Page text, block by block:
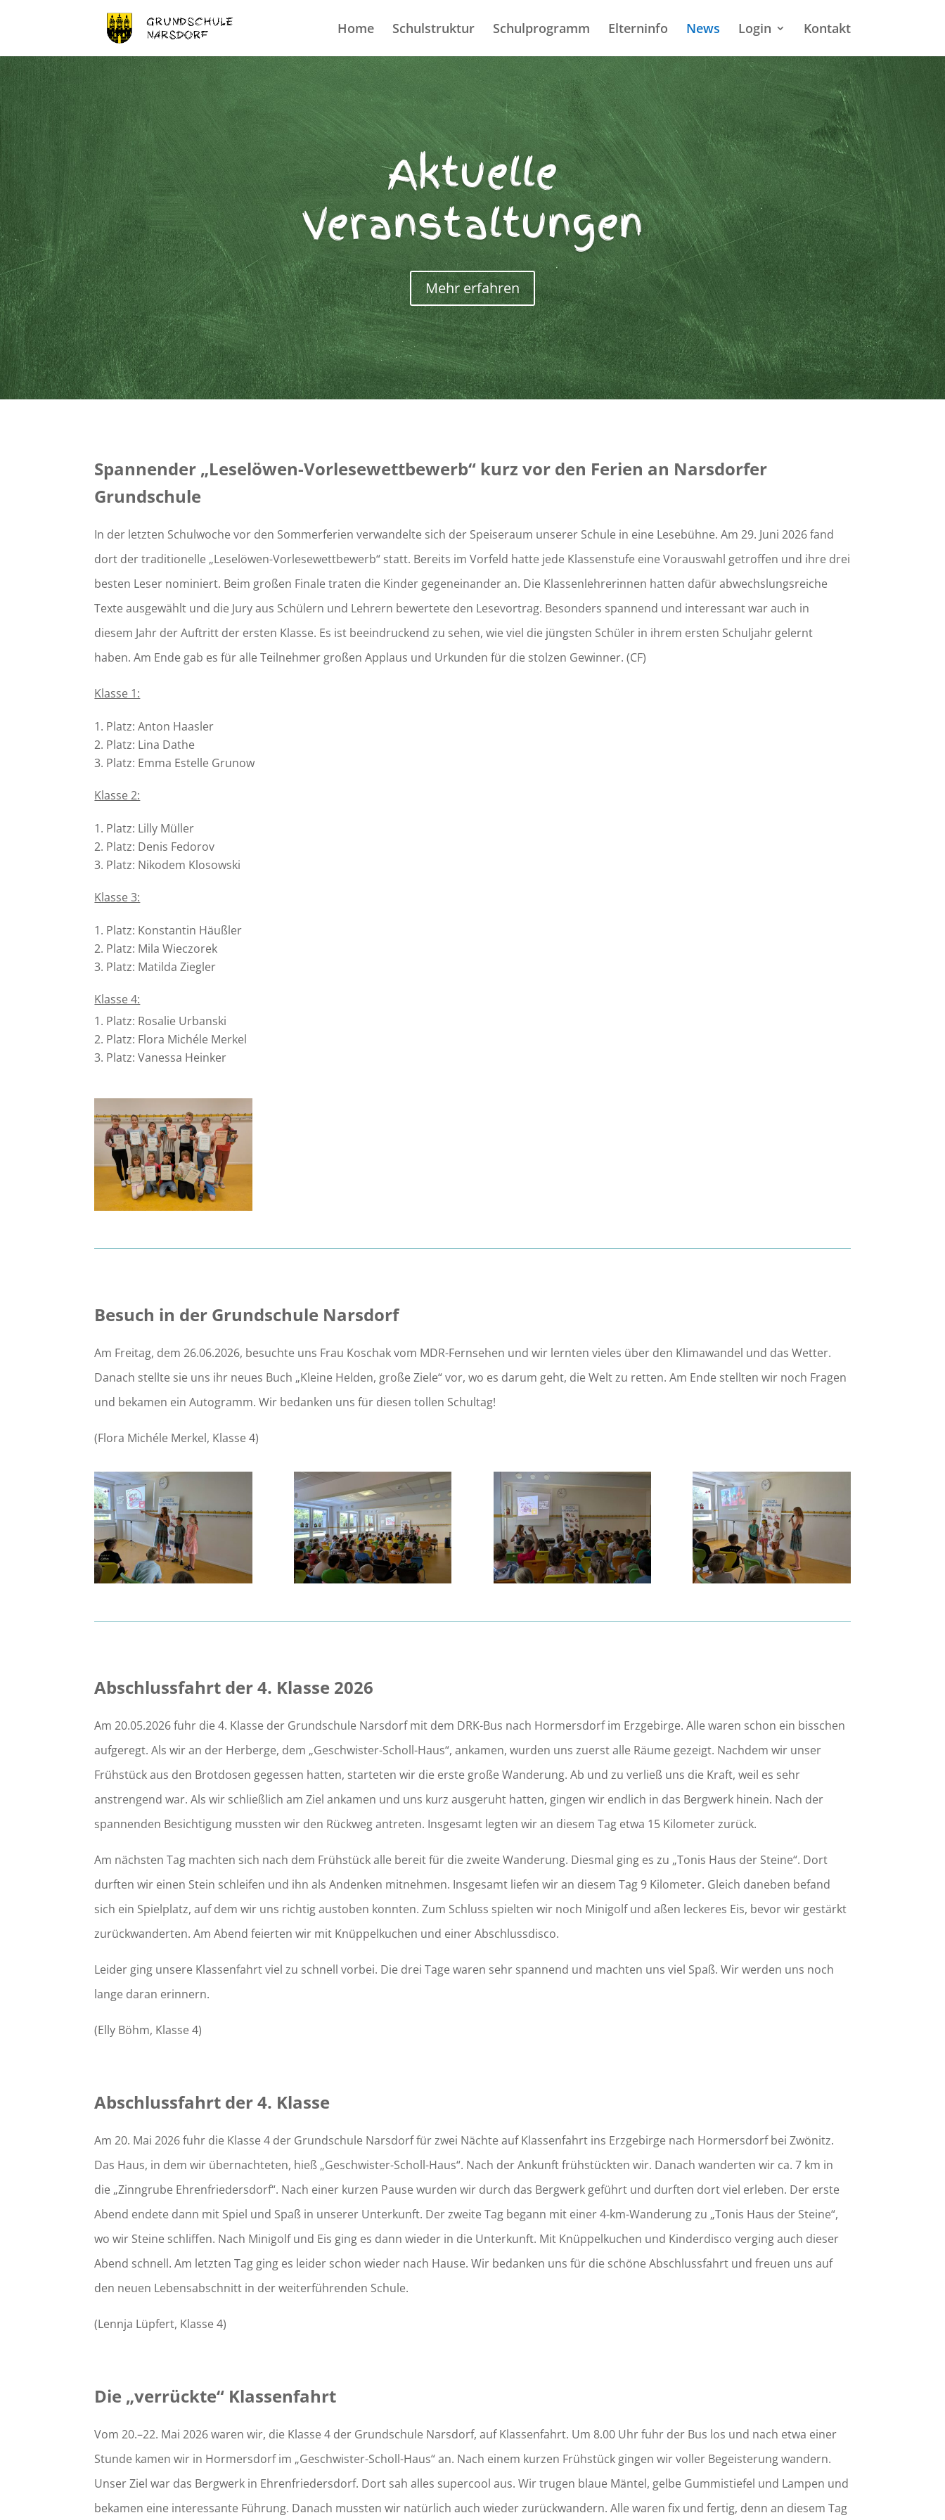
Home Schulstruktur Schulprogramm Elterninfo News Login Kontakt
Aktuelle
Veranstaltungen
Mehr erfahren
Spannender „Leselöwen-Vorlesewettbewerb“ kurz vor den Ferien an Narsdorfer
Grundschule
In der letzten Schulwoche vor den Sommerferien verwandelte sich der Speiseraum unserer Schule in eine Lesebühne. Am 29. Juni 2026 fand
dort der traditionelle „Leselöwen-Vorlesewettbewerb“ statt. Bereits im Vorfeld hatte jede Klassenstufe eine Vorauswahl getroffen und ihre drei
besten Leser nominiert. Beim großen Finale traten die Kinder gegeneinander an. Die Klassenlehrerinnen hatten dafür abwechslungsreiche
Texte ausgewählt und die Jury aus Schülern und Lehrern bewertete den Lesevortrag. Besonders spannend und interessant war auch in
diesem Jahr der Auftritt der ersten Klasse. Es ist beeindruckend zu sehen, wie viel die jüngsten Schüler in ihrem ersten Schuljahr gelernt
haben. Am Ende gab es für alle Teilnehmer großen Applaus und Urkunden für die stolzen Gewinner. (CF)
Klasse 1:
Platz: Anton Haasler
Platz: Lina Dathe
Platz: Emma Estelle Grunow
Klasse 2:
Platz: Lilly Müller
Platz: Denis Fedorov
Platz: Nikodem Klosowski
Klasse 3:
Platz: Konstantin Häußler
Platz: Mila Wieczorek
Platz: Matilda Ziegler
Klasse 4:
Platz: Rosalie Urbanski
Platz: Flora Michéle Merkel
Platz: Vanessa Heinker
Besuch in der Grundschule Narsdorf
Am Freitag, dem 26.06.2026, besuchte uns Frau Koschak vom MDR-Fernsehen und wir lernten vieles über den Klimawandel und das Wetter.
Danach stellte sie uns ihr neues Buch „Kleine Helden, große Ziele“ vor, wo es darum geht, die Welt zu retten. Am Ende stellten wir noch Fragen
und bekamen ein Autogramm. Wir bedanken uns für diesen tollen Schultag!
(Flora Michéle Merkel, Klasse 4)
Abschlussfahrt der 4. Klasse 2026
Am 20.05.2026 fuhr die 4. Klasse der Grundschule Narsdorf mit dem DRK-Bus nach Hormersdorf im Erzgebirge. Alle waren schon ein bisschen
aufgeregt. Als wir an der Herberge, dem „Geschwister-Scholl-Haus“, ankamen, wurden uns zuerst alle Räume gezeigt. Nachdem wir unser
Frühstück aus den Brotdosen gegessen hatten, starteten wir die erste große Wanderung. Ab und zu verließ uns die Kraft, weil es sehr
anstrengend war. Als wir schließlich am Ziel ankamen und uns kurz ausgeruht hatten, gingen wir endlich in das Bergwerk hinein. Nach der
spannenden Besichtigung mussten wir den Rückweg antreten. Insgesamt legten wir an diesem Tag etwa 15 Kilometer zurück.
Am nächsten Tag machten sich nach dem Frühstück alle bereit für die zweite Wanderung. Diesmal ging es zu „Tonis Haus der Steine“. Dort
durften wir einen Stein schleifen und ihn als Andenken mitnehmen. Insgesamt liefen wir an diesem Tag 9 Kilometer. Gleich daneben befand
sich ein Spielplatz, auf dem wir uns richtig austoben konnten. Zum Schluss spielten wir noch Minigolf und aßen leckeres Eis, bevor wir gestärkt
zurückwanderten. Am Abend feierten wir mit Knüppelkuchen und einer Abschlussdisco.
Leider ging unsere Klassenfahrt viel zu schnell vorbei. Die drei Tage waren sehr spannend und machten uns viel Spaß. Wir werden uns noch
lange daran erinnern.
(Elly Böhm, Klasse 4)
Abschlussfahrt der 4. Klasse
Am 20. Mai 2026 fuhr die Klasse 4 der Grundschule Narsdorf für zwei Nächte auf Klassenfahrt ins Erzgebirge nach Hormersdorf bei Zwönitz.
Das Haus, in dem wir übernachteten, hieß „Geschwister-Scholl-Haus“. Nach der Ankunft frühstückten wir. Danach wanderten wir ca. 7 km in
die „Zinngrube Ehrenfriedersdorf“. Nach einer kurzen Pause wurden wir durch das Bergwerk geführt und durften dort viel erleben. Der erste
Abend endete dann mit Spiel und Spaß in unserer Unterkunft. Der zweite Tag begann mit einer 4-km-Wanderung zu „Tonis Haus der Steine“,
wo wir Steine schliffen. Nach Minigolf und Eis ging es dann wieder in die Unterkunft. Mit Knüppelkuchen und Kinderdisco verging auch dieser
Abend schnell. Am letzten Tag ging es leider schon wieder nach Hause. Wir bedanken uns für die schöne Abschlussfahrt und freuen uns auf
den neuen Lebensabschnitt in der weiterführenden Schule.
(Lennja Lüpfert, Klasse 4)
Die „verrückte“ Klassenfahrt
Vom 20.–22. Mai 2026 waren wir, die Klasse 4 der Grundschule Narsdorf, auf Klassenfahrt. Um 8.00 Uhr fuhr der Bus los und nach etwa einer
Stunde kamen wir in Hormersdorf im „Geschwister-Scholl-Haus“ an. Nach einem kurzen Frühstück gingen wir voller Begeisterung wandern.
Unser Ziel war das Bergwerk in Ehrenfriedersdorf. Dort sah alles supercool aus. Wir trugen blaue Mäntel, gelbe Gummistiefel und Lampen und
bekamen eine interessante Führung. Danach mussten wir natürlich auch wieder zurückwandern. Alle waren fix und fertig, denn an diesem Tag